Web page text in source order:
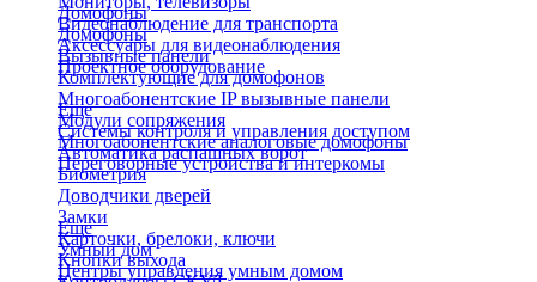
Видеонаблюдение для транспорта
Аксессуары для видеонаблюдения
Проектное оборудование
Домофоны
Домофоны
Вызывные панели
Комплектующие для домофонов
Многоабонентские IP вызывные панели
Модули сопряжения
Многоабонентские аналоговые домофоны
Переговорные устройства и интеркомы
Еще
Системы контроля и управления доступом
Автоматика распашных ворот
Биометрия
Доводчики дверей
Замки
Карточки, брелоки, ключи
Кнопки выхода
Еще
Умный дом
Центры управления умным домом